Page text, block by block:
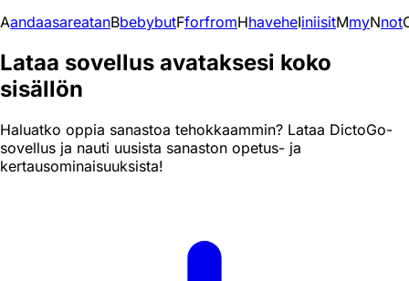
AandaasareatanBbebybutFforfromHhaveheIiniisitMmyNnot
Lataa sovellus avataksesi koko
sisällön
Haluatko oppia sanastoa tehokkaammin? Lataa DictoGo-
sovellus ja nauti uusista sanaston opetus- ja
kertausominaisuuksista!